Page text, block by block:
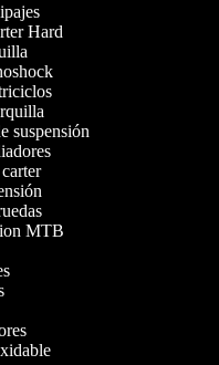
Hard
suspensión
MTB